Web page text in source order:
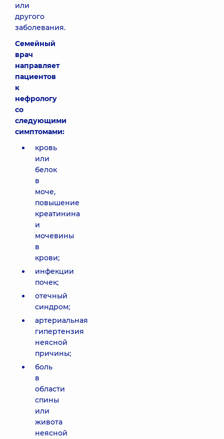
или
другого
заболевания.
Семейный
врач
направляет
пациентов
к
нефрологу
со
следующими
симптомами:
кровь
или
белок
в
моче,
повышение
креатинина
и
мочевины
в
крови;
инфекции
почек;
отечный
синдром;
артериальная
гипертензия
неясной
причины;
боль
в
области
спины
или
живота
неясной